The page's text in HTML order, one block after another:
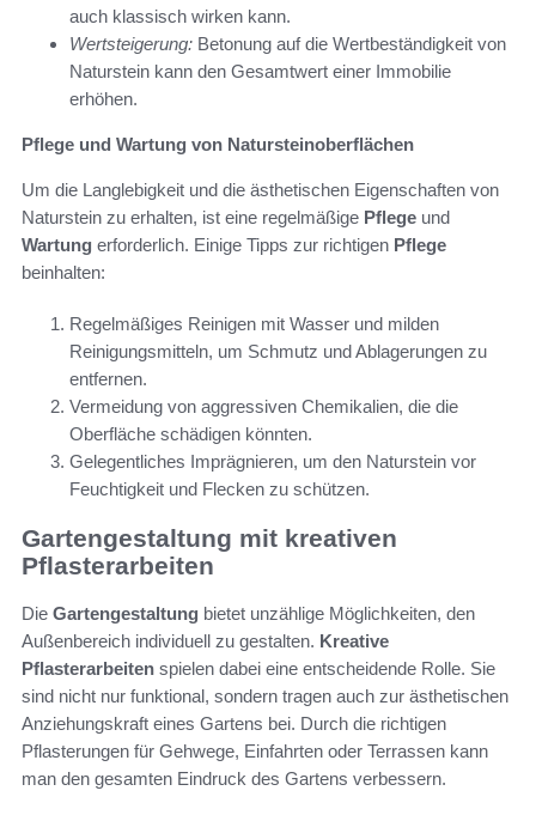
auch klassisch wirken kann.
Wertsteigerung: Betonung auf die Wertbeständigkeit von
Naturstein kann den Gesamtwert einer Immobilie
erhöhen.
Pflege und Wartung von Natursteinoberflächen
Um die Langlebigkeit und die ästhetischen Eigenschaften von
Naturstein zu erhalten, ist eine regelmäßige Pflege und
Wartung erforderlich. Einige Tipps zur richtigen Pflege
beinhalten:
Regelmäßiges Reinigen mit Wasser und milden
Reinigungsmitteln, um Schmutz und Ablagerungen zu
entfernen.
Vermeidung von aggressiven Chemikalien, die die
Oberfläche schädigen könnten.
Gelegentliches Imprägnieren, um den Naturstein vor
Feuchtigkeit und Flecken zu schützen.
Gartengestaltung mit kreativen
Pflasterarbeiten
Die Gartengestaltung bietet unzählige Möglichkeiten, den
Außenbereich individuell zu gestalten. Kreative
Pflasterarbeiten spielen dabei eine entscheidende Rolle. Sie
sind nicht nur funktional, sondern tragen auch zur ästhetischen
Anziehungskraft eines Gartens bei. Durch die richtigen
Pflasterungen für Gehwege, Einfahrten oder Terrassen kann
man den gesamten Eindruck des Gartens verbessern.